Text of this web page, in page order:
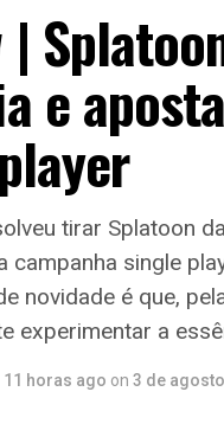
|
e
tirar Splatoon
campanha single
novidade é que,
experimentar a
11 horas ago on 3 de